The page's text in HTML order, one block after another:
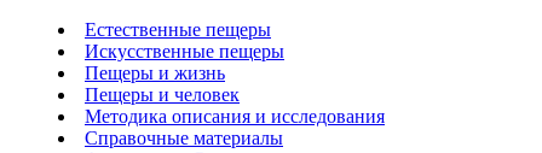
Естественные пещеры
Искусственные пещеры
Пещеры и жизнь
Пещеры и человек
Методика описания и исследования
Справочные материалы